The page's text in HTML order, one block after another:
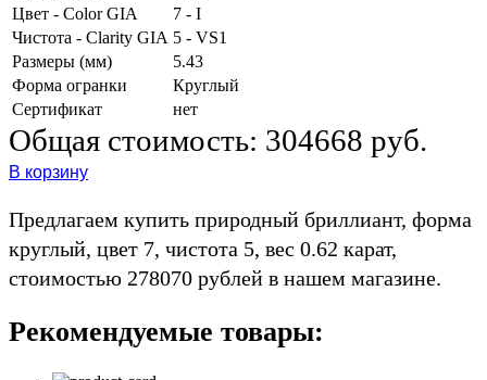
Цвет - Color GIA
7 - I
Чистота - Clarity GIA 5 - VS1
Размеры (мм)
5.43
Форма огранки
Круглый
Сертификат
нет
Общая стоимость: 304668 руб.
В корзину
Предлагаем купить природный бриллиант, форма
круглый, цвет 7, чистота 5, вес 0.62 карат,
стоимостью 278070 рублей в нашем магазине.
Рекомендуемые товары: